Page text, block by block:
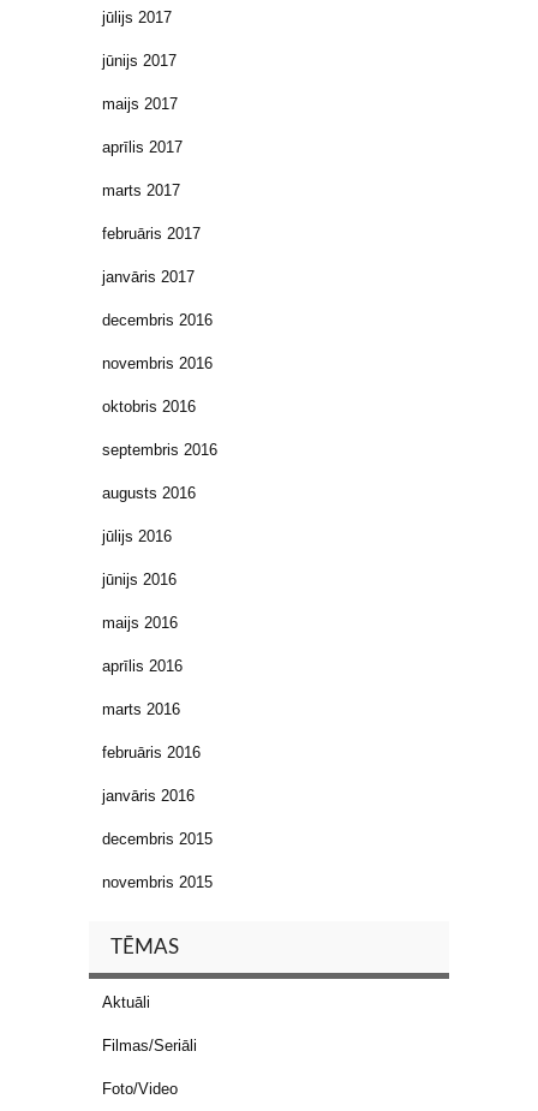
jūlijs 2017
jūnijs 2017
maijs 2017
aprīlis 2017
marts 2017
februāris 2017
janvāris 2017
decembris 2016
novembris 2016
oktobris 2016
septembris 2016
augusts 2016
jūlijs 2016
jūnijs 2016
maijs 2016
aprīlis 2016
marts 2016
februāris 2016
janvāris 2016
decembris 2015
novembris 2015
TĒMAS
Aktuāli
Filmas/Seriāli
Foto/Video